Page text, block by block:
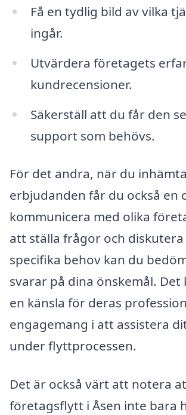
Få en tydlig bild av vilka
ingår.
Utvärdera företagets
kundrecensioner.
Säkerställ att du får den
support som behövs.
För det andra, när du
erbjudanden får du också en
kommunicera med olika
att ställa frågor och diskutera
specifika behov kan du
svarar på dina önskemål. Det
en känsla för deras
engagemang i att assistera
under flyttprocessen.
Det är också värt att notera
företagsflytt i Åsen inte bara